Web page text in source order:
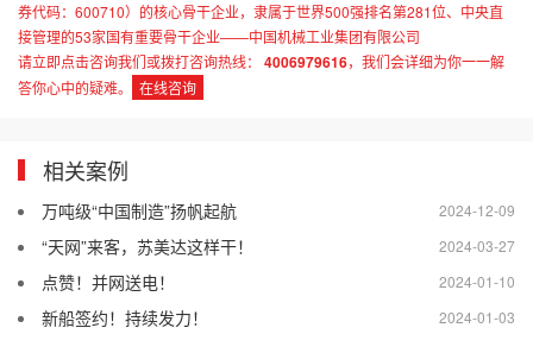
券代码：600710）的核心骨干企业，隶属于世界500强排名第281位、中央直
接管理的53家国有重要骨干企业——中国机械工业集团有限公司
请立即点击咨询我们或拨打咨询热线：
4006979616，我们会详细为你一一解
答你心中的疑难。
在线咨询
相关案例
2024-12-09
万吨级“中国制造”扬帆起航
2024-03-27
“天网”来客，苏美达这样干！
2024-01-10
点赞！并网送电！
2024-01-03
新船签约！持续发力！